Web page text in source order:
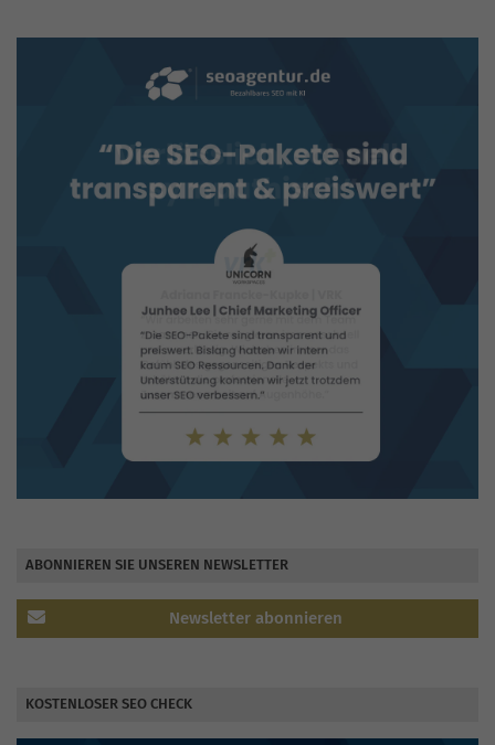
ABONNIEREN SIE UNSEREN NEWSLETTER
Newsletter abonnieren
KOSTENLOSER SEO CHECK